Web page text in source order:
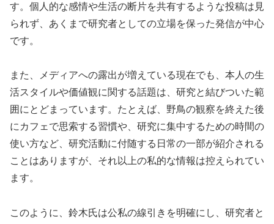
す。個人的な感情や生活の断片を共有するような投稿は見
られず、あくまで研究者としての立場を保った発信が中心
です。
また、メディアへの露出が増えている現在でも、本人の生
活スタイルや価値観に関する話題は、研究と結びついた範
囲にとどまっています。たとえば、野鳥の観察を終えた後
にカフェで思索する習慣や、研究に集中するための時間の
使い方など、研究活動に付随する日常の一部が紹介される
ことはありますが、それ以上の私的な情報は控えられてい
ます。
このように、鈴木氏は公私の線引きを明確にし、研究者と